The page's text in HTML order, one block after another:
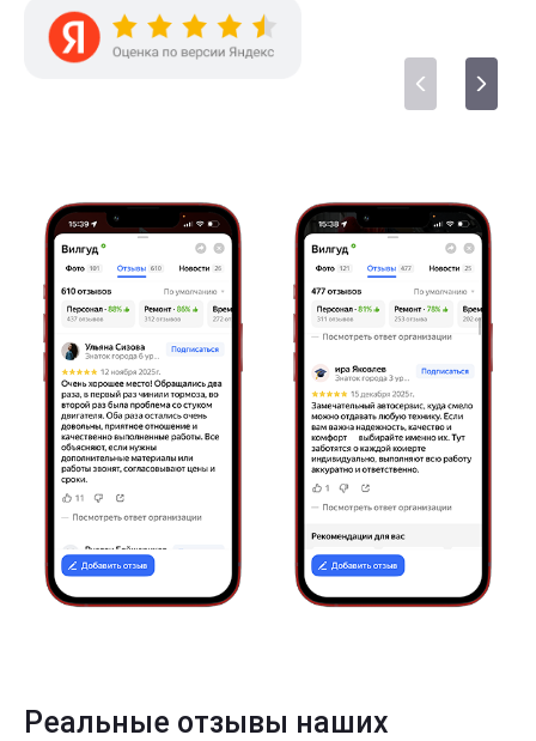
Реальные отзывы наших